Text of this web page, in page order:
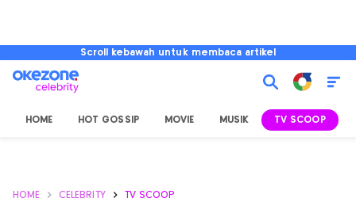
Scroll kebawah untuk membaca artikel
HOME HOT GOSSIP MOVIE MUSIK TV SCOOP
HOME CELEBRITY TV SCOOP